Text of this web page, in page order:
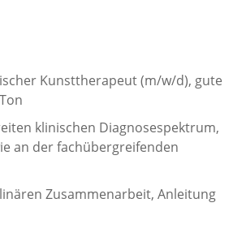
Kunsttherapeut (m/w/d), gute
klinischen Diagnosespektrum,
an der fachübergreifenden
Zusammenarbeit, Anleitung